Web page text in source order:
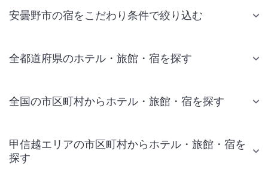
安曇野市の宿をこだわり条件で絞り込む
全都道府県のホテル・旅館・宿を探す
全国の市区町村からホテル・旅館・宿を探す
甲信越エリアの市区町村からホテル・旅館・宿を
探す